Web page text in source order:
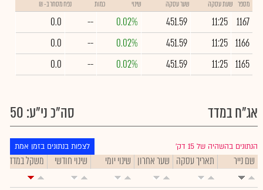
מספר שעת עסקה שער עסקה שינוי כמות נפח מסחר ב- ₪
1167
11:25
451.59
0.02%
--
0.0
1166
11:25
451.59
0.02%
--
0.0
1165
11:25
451.59
0.02%
--
0.0
אג"ח במדד סה"כ ני"ע: 50
הנתונים בהשהיה של 15 דק׳ לצפות בנתונים בזמן אמת
שם נייר תאריך עסקה שער אחרון שינוי יומי שינוי חודשי משקל במדד